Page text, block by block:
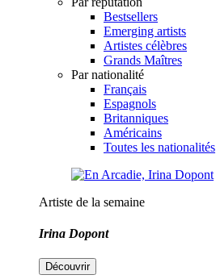
Bestsellers
Emerging artists
Artistes célèbres
Grands Maîtres
Par nationalité
Français
Espagnols
Britanniques
Américains
Toutes les nationalités
Artiste de la semaine
Irina Dopont
Découvrir